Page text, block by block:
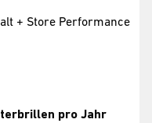
+ Store Performance
pro Jahr